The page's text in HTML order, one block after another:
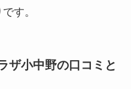
す。
ザ小中野の口コミと